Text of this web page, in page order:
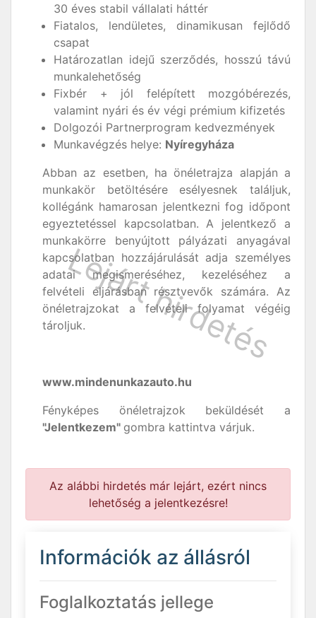
30 éves stabil vállalati háttér
Fiatalos, lendületes, dinamikusan fejlődő
csapat
Határozatlan idejű szerződés, hosszú távú
munkalehetőség
Fixbér + jól felépített mozgóbérezés,
valamint nyári és év végi prémium kifizetés
Dolgozói Partnerprogram kedvezmények
Munkavégzés helye: Nyíregyháza
Abban az esetben, ha önéletrajza alapján a
munkakör betöltésére esélyesnek találjuk,
kollégánk hamarosan jelentkezni fog időpont
egyeztetéssel kapcsolatban. A jelentkező a
munkakörre benyújtott pályázati anyagával
kapcsolatban hozzájárulását adja személyes
adatai megismeréséhez, kezeléséhez a
felvételi eljárásban résztvevők számára. Az
önéletrajzokat a felvételi folyamat végéig
tároljuk.
www.mindenunkazauto.hu
Fényképes önéletrajzok beküldését a
"Jelentkezem" gombra kattintva várjuk.
Az alábbi hirdetés már lejárt, ezért nincs
lehetőség a jelentkezésre!
Információk az állásról
Foglalkoztatás jellege